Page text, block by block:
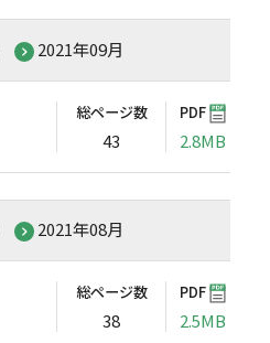
2021年09月
総ページ数
43
PDF
2.8MB
2021年08月
総ページ数
38
PDF
2.5MB